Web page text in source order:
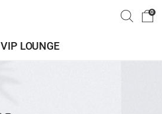
0
VIP LOUNGE